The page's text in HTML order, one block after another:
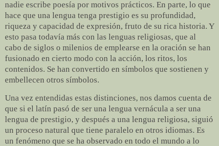
nadie escribe poesía por motivos prácticos. En parte, lo que
hace que una lengua tenga prestigio es su profundidad,
riqueza y capacidad de expresión, fruto de su rica historia. Y
esto pasa todavía más con las lenguas religiosas, que al
cabo de siglos o milenios de emplearse en la oración se han
fusionado en cierto modo con la acción, los ritos, los
contenidos. Se han convertido en símbolos que sostienen y
embellecen otros símbolos.
Una vez entendidas estas distinciones, nos damos cuenta de
que si el latín pasó de ser una lengua vernácula a ser una
lengua de prestigio, y después a una lengua religiosa, siguió
un proceso natural que tiene paralelo en otros idiomas. Es
un fenómeno que se ha observado en todo el mundo a lo